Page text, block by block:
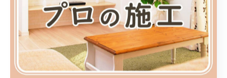
お得な情報を駆使した費用節約アイデア
キッチン交換を検討する際、費用を抑えるためにはお得
な情報の収集が欠かせません。代表的な節約方法として
は、自治体の補助金や助成金の活用、複数業者からの見